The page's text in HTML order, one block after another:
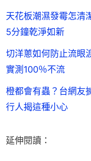
天花板潮濕發霉怎清
5分鐘乾淨如新
切洋蔥如何防止流眼
實測100％不流
橙都會有蟲？台網
行人揭這種小心
延伸閱讀：